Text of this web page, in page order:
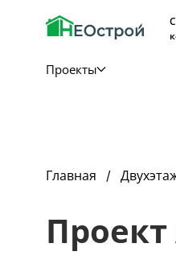
Проекты
Главная